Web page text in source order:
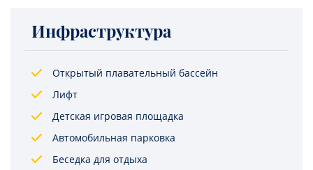
Инфраструктура
Открытый плавательный бассейн
Лифт
Детская игровая площадка
Автомобильная парковка
Беседка для отдыха